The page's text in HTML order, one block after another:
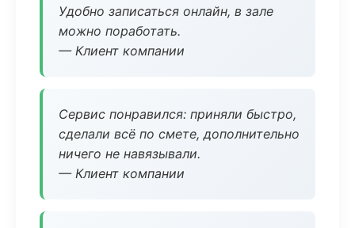
Удобно записаться онлайн, в зале
можно поработать.
— Клиент компании
Сервис понравился: приняли быстро,
сделали всё по смете, дополнительно
ничего не навязывали.
— Клиент компании